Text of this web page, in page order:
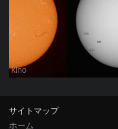
kino
サイトマップ
ホーム